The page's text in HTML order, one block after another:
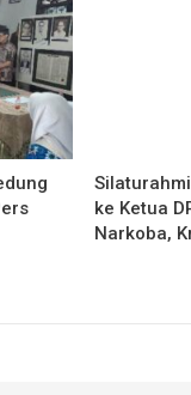
ke Ketua
Narkoba,